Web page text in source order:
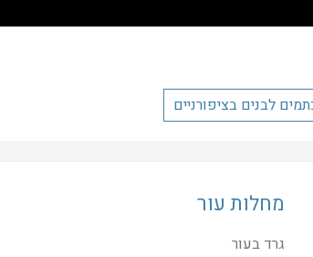
לבנים בציפורניים
מחלות עור
גרד בעור